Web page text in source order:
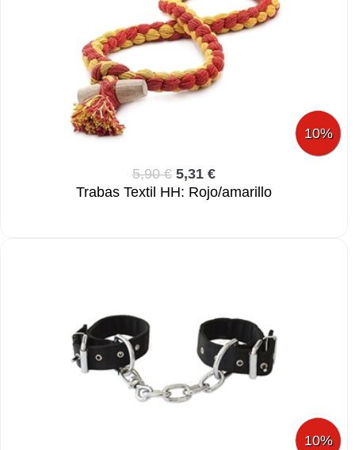
10%
5,90 € 5,31 €
Trabas Textil HH: Rojo/amarillo
10%